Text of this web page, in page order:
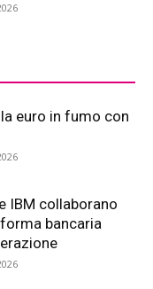
euro in fumo con
IBM collaborano
bancaria